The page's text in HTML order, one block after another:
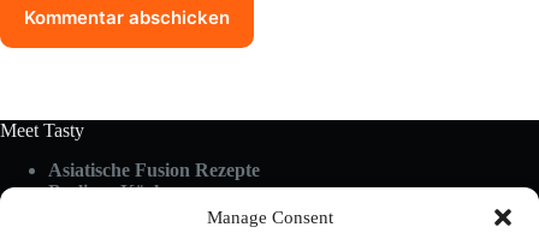
Manage Consent
Kommentar abschicken
Meet Tasty
Asiatische Fusion Rezepte
Berliner Küche